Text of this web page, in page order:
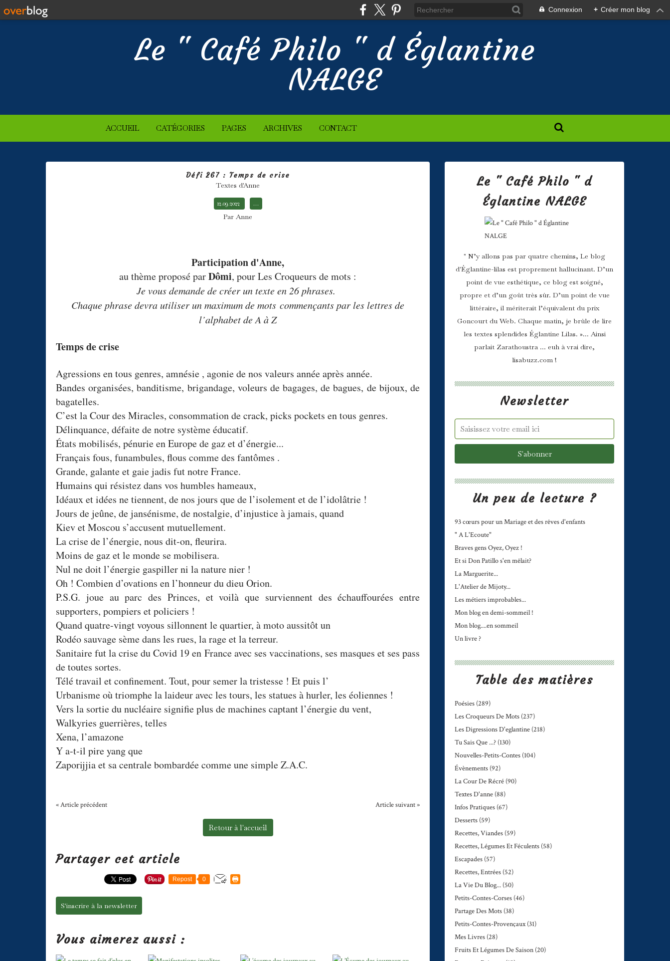
Connexion + Créer mon blog
Le " Café Philo " d Églantine
NALGE
ACCUEIL CATÉGORIES PAGES ARCHIVES CONTACT
Défi 267 : Temps de crise
Textes d'Anne
12.09.2022 …
Par Anne
Participation d'Anne,
au thème proposé parDômi, pour Les Croqueurs de mots :
Je vous demande de créer un texte en 26 phrases.
Chaque phrase devra utiliser un maximum de mots commençants par les lettres de
l’alphabet de A à Z
Temps de crise
Agressions en tous genres, amnésie , agonie de nos valeurs année après année.
Bandes organisées, banditisme, brigandage, voleurs de bagages, de bagues, de bijoux, de
bagatelles.
C’est la Cour des Miracles, consommation de crack, picks pockets en tous genres.
Délinquance, défaite de notre système éducatif.
États mobilisés, pénurie en Europe de gaz et d’énergie...
Français fous, funambules, flous comme des fantômes .
Grande, galante et gaie jadis fut notre France.
Humains qui résistez dans vos humbles hameaux,
Idéaux et idées ne tiennent, de nos jours que de l’isolement et de l’idolâtrie !
Jours de jeûne, de jansénisme, de nostalgie, d’injustice à jamais, quand
Kiev et Moscou s’accusent mutuellement.
La crise de l’énergie, nous dit-on, fleurira.
Moins de gaz et le monde se mobilisera.
Nul ne doit l’énergie gaspiller ni la nature nier !
Oh ! Combien d’ovations en l’honneur du dieu Orion.
P.S.G. joue au parc des Princes, et voilà que surviennent des échauffourées entre
supporters, pompiers et policiers !
Quand quatre-vingt voyous sillonnent le quartier, à moto aussitôt un
Rodéo sauvage sème dans les rues, la rage et la terreur.
Sanitaire fut la crise du Covid 19 en France avec ses vaccinations, ses masques et ses pass
de toutes sortes.
Télé travail et confinement. Tout, pour semer la tristesse ! Et puis l’
Urbanisme où triomphe la laideur avec les tours, les statues à hurler, les éoliennes !
Vers la sortie du nucléaire signifie plus de machines captant l’énergie du vent,
Walkyries guerrières, telles
Xena, l’amazone
Y a-t-il pire yang que
Zaporijjia et sa centrale bombardée comme une simple Z.A.C.
« Article précédent Article suivant »
Retour à l'accueil
Partager cet article
Repost 0
S'inscrire à la newsletter
Vous aimerez aussi :
Newsletter
Table des matières
Poésies (289)
Les Croqueurs De Mots (237)
Les Digressions D'eglantine (218)
Tu Sais Que ...? (130)
Nouvelles-Petits-Contes (104)
Évènements (92)
La Cour De Récré (90)
Textes D'anne (88)
Infos Pratiques (67)
Desserts (59)
Recettes, Viandes (59)
Recettes, Légumes Et Féculents (58)
Escapades (57)
Recettes, Entrées (52)
La Vie Du Blog... (50)
Petits-Contes-Corses (46)
Partage Des Mots (38)
Petits-Contes-Provençaux(31)
Mes Livres (28)
Fruits Et Légumes De Saison (20)
Un peu de lecture ?
93 cœurs pour un Mariage et des rêves d'enfants
" A L'Ecoute"
Braves gens Oyez, Oyez !
Et si Don Patillo s'en mêlait?
La Marguerite...
L'Atelier de Mijoty...
Les métiers improbables...
Mon blog en demi-sommeil !
Mon blog....en sommeil
Un livre ?
Le " Café Philo " d
Églantine NALGE
" N’y allons pas par quatre chemins, Le blog
d'Églantine-lilas est proprement hallucinant. D’un
point de vue esthétique, ce blog est soigné,
propre et d’un goût très sûr. D’un point de vue
littéraire, il mériterait l’équivalent du prix
Goncourt du Web. Chaque matin, je brûle de lire
les textes splendides Églantine Lilas. »... Ainsi
parlait Zarathoustra ... euh à vrai dire,
lisabuzz.com !